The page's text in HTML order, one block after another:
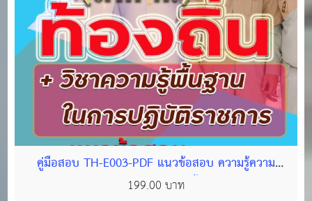
คู่มือสอบ TH-E003-PDF แนวข้อสอบ ความรู้ความ
สามารถทั่วไป(ภาค ก) วิชา ความรู้พื้นฐานในการปฏิบัติ
199.00 บาท